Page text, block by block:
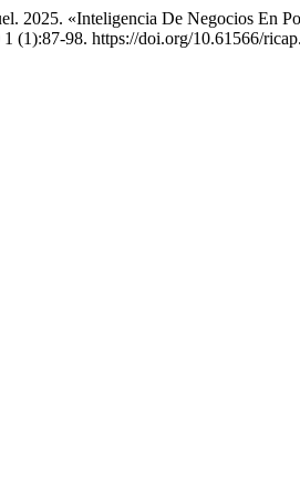
2025. «Inteligencia De Negocios En
1 (1):87-98. https://doi.org/10.61566/